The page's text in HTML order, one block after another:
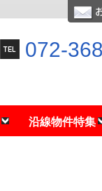
072-
沿線物件特集